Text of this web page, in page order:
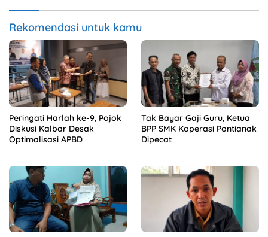
Rekomendasi untuk kamu
Peringati Harlah ke-9, Pojok
Diskusi Kalbar Desak
Optimalisasi APBD
Tak Bayar Gaji Guru, Ketua
BPP SMK Koperasi Pontianak
Dipecat